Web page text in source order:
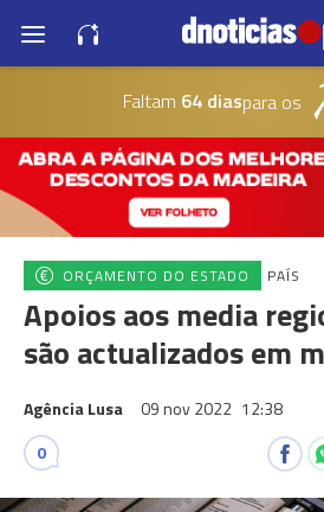
Faltam 64 diaspara os
ORÇAMENTO DO ESTADO PAÍS
Apoios aos media
são actualizados em
Agência Lusa 09 nov 2022 12:38
0